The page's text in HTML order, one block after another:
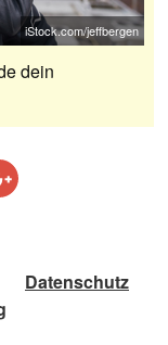
iStock.com/jeffbergen
dein
Datenschutz